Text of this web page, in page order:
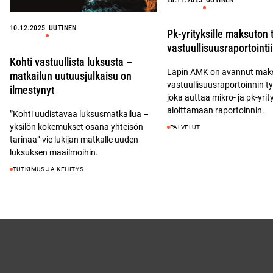
u
u
t
e
e
i
k
k
u
n
)
u
u
e
n
u
i
k
n
a
a
n
10.12.2025 UUTINEN
Kohti vastuullista luksusta –
matkailun uutuusjulkaisu on
ilmestynyt
”Kohti uudistavaa luksusmatkailua –
yksilön kokemukset osana yhteisön
tarinaa” vie lukijan matkalle uuden
luksuksen maailmoihin.
TUTKIMUS JA KEHITYS
Pk-yrityksille maksuton
Lapin AMK on avannut
vastuullisuusraportoinnin
joka auttaa mikro- ja pk-
aloittamaan raportoinnin.
PALVELUT